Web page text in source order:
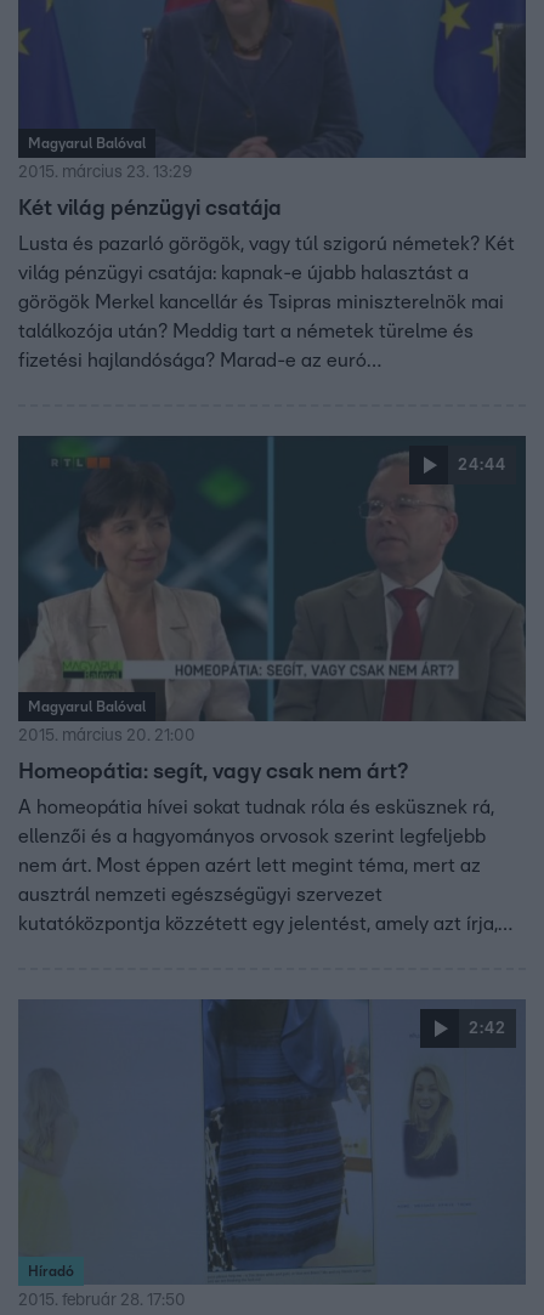
antidemokratikusnak tartják.
Magyarul Balóval
2015. március 23. 13:29
Két világ pénzügyi csatája
Lusta és pazarló görögök, vagy túl szigorú németek? Két
világ pénzügyi csatája: kapnak-e újabb halasztást a
görögök Merkel kancellár és Tsipras miniszterelnök mai
találkozója után? Meddig tart a németek türelme és
fizetési hajlandósága? Marad-e az euró
24:44
Magyarul Balóval
2015. március 20. 21:00
Homeopátia: segít, vagy csak nem árt?
A homeopátia hívei sokat tudnak róla és esküsznek rá,
ellenzői és a hagyományos orvosok szerint legfeljebb
nem árt. Most éppen azért lett megint téma, mert az
ausztrál nemzeti egészségügyi szervezet
kutatóközpontja közzétett egy jelentést, amely azt írja,
betegség, amelyen a homeopátia segítene. Ezt persze
2:42
Híradó
2015. február 28. 17:50